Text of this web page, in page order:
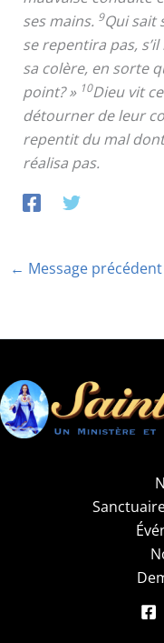
ses mains. 9Qui sait
se repentira pas,
sa colère, en sorte
point? » 10Dieu vit
détourner de leur
repentit du mal
réalisa pas.
← Message précédent